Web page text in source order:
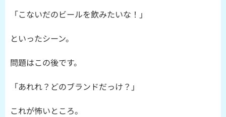
「こないだのビールを飲みたいな！」
といったシーン。
問題はこの後です。
「あれれ？どのブランドだっけ？」
これが怖いところ。